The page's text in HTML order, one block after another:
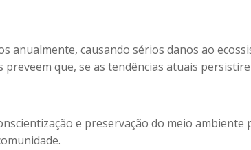
anualmente, causando sérios danos ao
que, se as tendências atuais
e preservação do meio ambiente